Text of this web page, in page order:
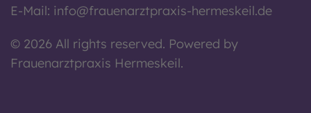
E-Mail: info@frauenarztpraxis-hermeskeil.de
© 2026 All rights reserved. Powered by
Frauenarztpraxis Hermeskeil.